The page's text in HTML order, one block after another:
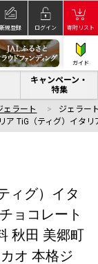
新規登録 ログイン 寄附リスト
ガイド
キャンペーン・
特集
ェラート
ジェラー
ア TiG（ティグ）イタ
ィグ）イタ
ョコレート
秋田 美郷町
オ 本格ジ